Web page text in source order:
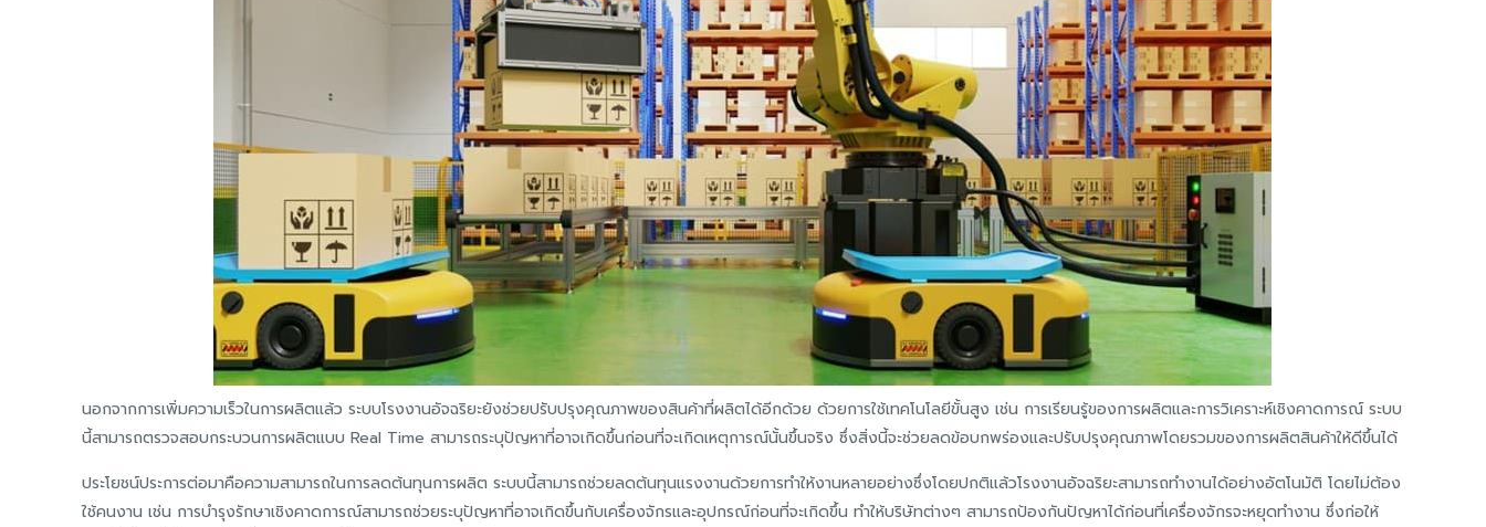
นอกจากการเพิ่มความเร็วในการผลิตแล้ว ระบบโรงงานอัจฉริยะยังช่วยปรับปรุงคุณภาพของสินค้าที่ผลิตได้อีกด้วย ด้วยการใช้เทคโนโลยีขั้นสูง เช่น การเรียนรู้ของการผลิตและการวิเคราะห์เชิงคาดการณ์ ระบบ
นี้สามารถตรวจสอบกระบวนการผลิตแบบ Real Time สามารถระบุปัญหาที่อาจเกิดขึ้นก่อนที่จะเกิดเหตุการณ์นั้นขึ้นจริง ซึ่งสิ่งนี้จะช่วยลดข้อบกพร่องและปรับปรุงคุณภาพโดยรวมของการผลิตสินค้าให้ดีขึ้นได้
ประโยชน์ประการต่อมาคือความสามารถในการลดต้นทุนการผลิต ระบบนี้สามารถช่วยลดต้นทุนแรงงานด้วยการทำให้งานหลายอย่างซึ่งโดยปกติแล้วโรงงานอัจฉริยะสามารถทำงานได้อย่างอัตโนมัติ โดยไม่ต้อง
ใช้คนงาน เช่น การบำรุงรักษาเชิงคาดการณ์สามารถช่วยระบุปัญหาที่อาจเกิดขึ้นกับเครื่องจักรและอุปกรณ์ก่อนที่จะเกิดขึ้น ทำให้บริษัทต่างๆ สามารถป้องกันปัญหาได้ก่อนที่เครื่องจักรจะหยุดทำงาน ซึ่งก่อให้